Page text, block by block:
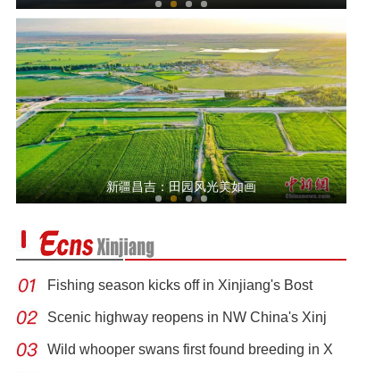
北塔山牧歌：这里牧草丰茂，牛羊肥壮
新疆昌吉：田园风光美如画
Fishing season kicks off in Xinjiang's Bost
Scenic highway reopens in NW China's Xinj
Wild whooper swans first found breeding in X